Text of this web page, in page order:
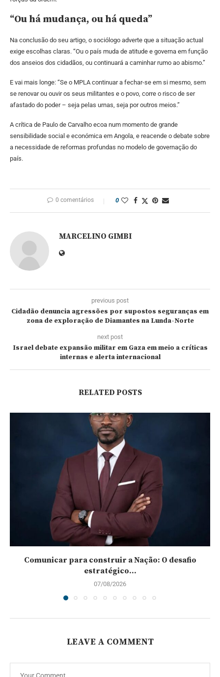
“Ou há mudança, ou há queda”
Na conclusão do seu artigo, o sociólogo adverte que a situação actual
exige escolhas claras. “Ou o país muda de atitude e governa em função
dos anseios dos cidadãos, ou continuará a caminhar rumo ao abismo.”
E vai mais longe: “Se o MPLA continuar a fechar-se em si mesmo, sem
se renovar ou ouvir os seus militantes e o povo, corre o risco de ser
afastado do poder – seja pelas urnas, seja por outros meios.”
A crítica de Paulo de Carvalho ecoa num momento de grande
sensibilidade social e económica em Angola, e reacende o debate sobre
a necessidade de reformas profundas no modelo de governação do
país.
0 comentários 0
MARCELINO GIMBI
previous post
Cidadão denuncia agressões por supostos seguranças em
zona de exploração de Diamantes na Lunda-Norte
next post
Israel debate expansão militar em Gaza em meio a críticas
internas e alerta internacional
RELATED POSTS
Comunicar para construir a Nação: O desafio
estratégico...
07/08/2026
LEAVE A COMMENT